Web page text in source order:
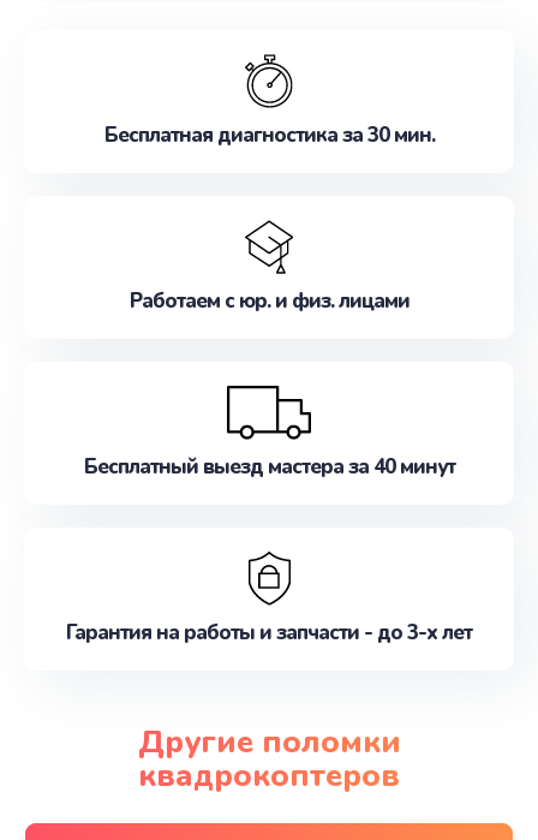
Бесплатная диагностика за 30 мин.
Работаем с юр. и физ. лицами
Бесплатный выезд мастера за 40 минут
Гарантия на работы и запчасти - до 3-х лет
Другие поломки
квадрокоптеров